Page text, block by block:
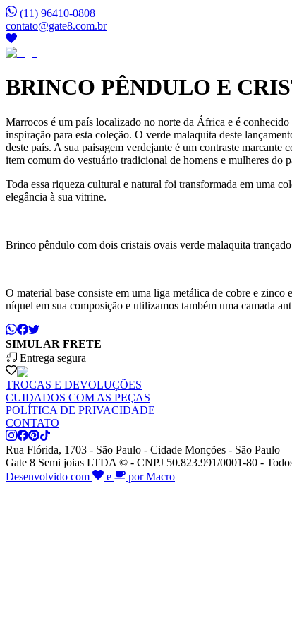
(11) 96410-0808
contato@gate8.com.br
BRINCO PÊNDULO E
Marrocos é um país localizado no norte da África e é
inspiração para esta coleção. O verde malaquita deste
deste país. A sua paisagem verdejante é um contraste marcante
item comum do vestuário tradicional de homens e mulheres do
Toda essa riqueza cultural e natural foi transformada em uma
elegância à sua vitrine.
Brinco pêndulo com dois cristais ovais verde malaquita
O material base consiste em uma liga metálica de cobre e zinco
níquel em sua composição e utilizamos também uma camada
SIMULAR FRETE
Entrega segura
TROCAS E DEVOLUÇÕES
CUIDADOS COM AS PEÇAS
POLÍTICA DE PRIVACIDADE
CONTATO
Rua Flórida, 1703 - São Paulo - Cidade Monções - São Paulo
Gate 8 Semi joias LTDA © - CNPJ 50.823.991/0001-80 -
Desenvolvido com
e por Macro